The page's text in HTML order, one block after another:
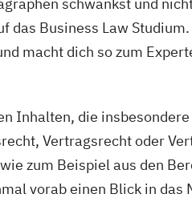
Business Law
macht dich so zum
Inhalten, die
Vertragsrecht oder
zum Beispiel aus den
vorab einen Blick in das